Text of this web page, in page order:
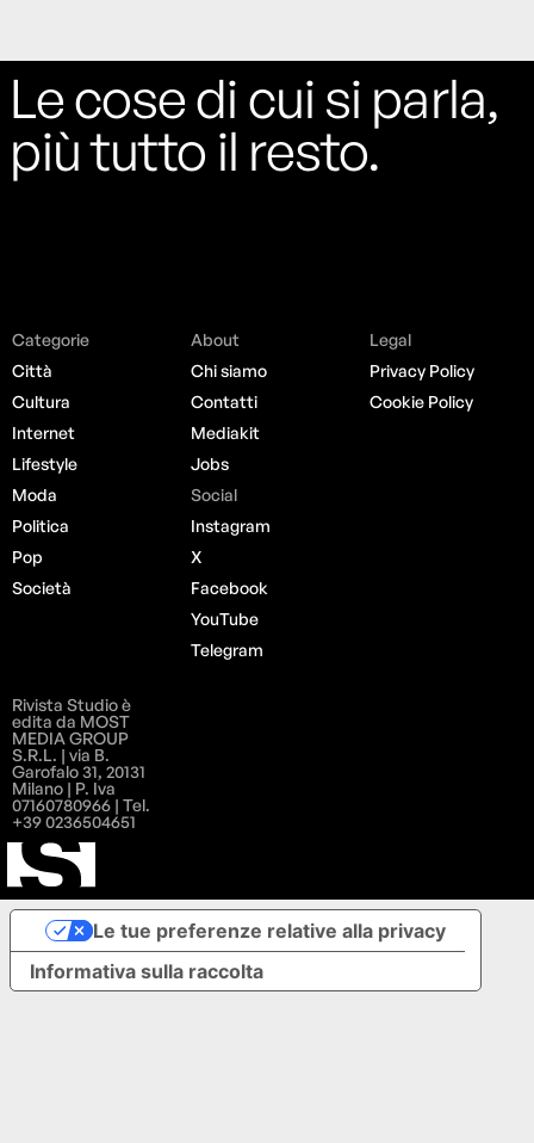
Le cose di cui si parla,
più tutto il resto.
Categorie
Città
Cultura
Internet
Lifestyle
Moda
Politica
Pop
Società
About
Chi siamo
Contatti
Mediakit
Jobs
Social
Instagram
X
Facebook
YouTube
Telegram
Legal
Privacy Policy
Cookie Policy
Rivista Studio è
edita da MOST
MEDIA GROUP
S.R.L. | via B.
Garofalo 31, 20131
Milano | P. Iva
07160780966 | Tel.
+39 0236504651
Informativa sulla raccolta
Le tue preferenze relative alla privacy